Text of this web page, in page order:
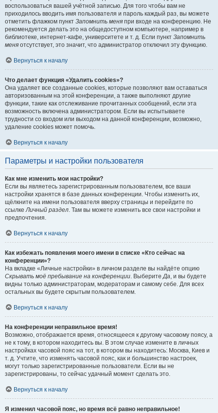
воспользоваться вашей учётной записью. Для того чтобы вам не
приходилось вводить имя пользователя и пароль каждый раз, вы можете
отметить флажком пункт Запомнить меня при входе на конференцию. Не
рекомендуется делать это на общедоступном компьютере, например в
библиотеке, интернет-кафе, университете и т. д. Если пункт Запомнить
меня отсутствует, это значит, что администратор отключил эту функцию.
Вернуться к началу
Что делает функция «Удалить cookies»?
Она удаляет все созданные cookies, которые позволяют вам оставаться
авторизованным на этой конференции, а также выполняют другие
функции, такие как отслеживание прочитанных сообщений, если эта
возможность включена администратором. Если вы испытываете
трудности со входом или выходом на данной конференции, возможно,
удаление cookies может помочь.
Вернуться к началу
Параметры и настройки пользователя
Как мне изменить мои настройки?
Если вы являетесь зарегистрированным пользователем, все ваши
настройки хранятся в базе данных конференции. Чтобы изменить их,
щёлкните на имени пользователя вверху страницы и перейдите по
ссылкеЛичный раздел. Там вы можете изменить все свои настройки и
предпочтения.
Вернуться к началу
Как избежать появления моего имени в списке «Кто сейчас на
конференции»?
На вкладке «Личные настройки» в личном разделе вы найдёте опцию
Скрывать моё пребывание на конференции. ВыберитеДа, и вы будете
видны только администраторам, модераторам и самому себе. Для всех
остальных вы будете скрытым пользователем.
Вернуться к началу
На конференции неправильное время!
Возможно, отображается время, относящееся к другому часовому поясу, а
не к тому, в котором находитесь вы. В этом случае измените в личных
настройках часовой пояс на тот, в котором вы находитесь: Москва, Киев и
т. д. Учтите, что изменять часовой пояс, как и большинство настроек,
могут только зарегистрированные пользователи. Если вы не
зарегистрированы, то сейчас удачный момент сделать это.
Вернуться к началу
Я изменил часовой пояс, но время всё равно неправильное!